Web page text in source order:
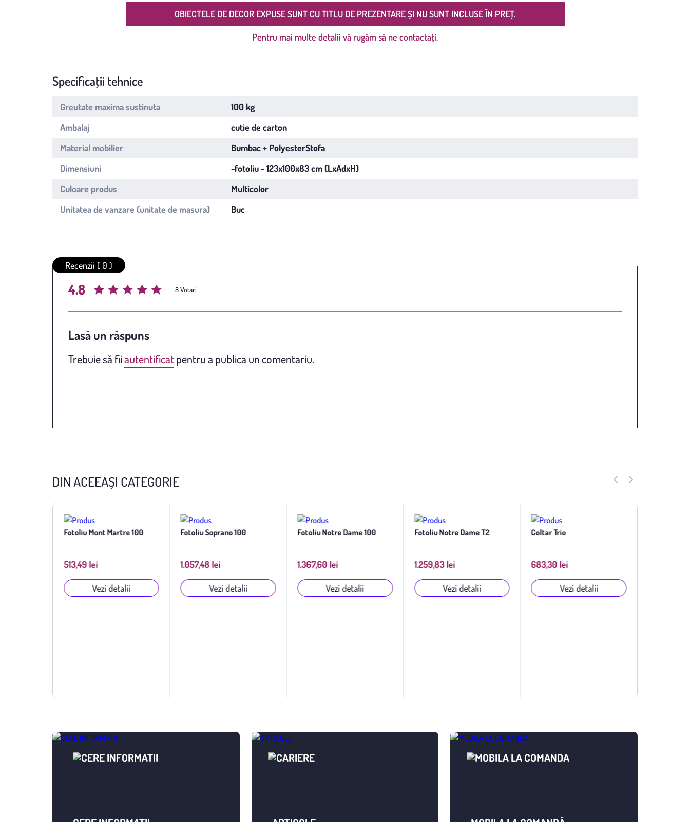
OBIECTELE DE DECOR EXPUSE SUNT CU TITLU DE PREZENTARE ȘI NU SUNT INCLUSE ÎN PREȚ.
Pentru mai multe detalii vă rugăm să ne contactați.
Specificații tehnice
Greutate maxima sustinuta
100 kg
Ambalaj
cutie de carton
Material mobilier
Bumbac + PolyesterStofa
Dimensiuni
-fotoliu - 123x100x83 cm (LxAdxH)
Culoare produs
Multicolor
Unitatea de vanzare (unitate de masura)
Buc
Average rating
4.8 / 5. Vote count:
8
Recenzii ( 0 )
Lasă un răspuns
Trebuie să fiiautentificatpentru a publica un comentariu.
DIN ACEEAȘI CATEGORIE
Fotoliu Mont Martre 100
513,49 lei
Vezi detalii
Fotoliu Soprano 100
1.057,48 lei
Vezi detalii
Fotoliu Notre Dame 100
1.367,60 lei
Vezi detalii
Fotoliu Notre Dame T2
1.259,83 lei
Vezi detalii
Coltar Trio
683,30 lei
Vezi detalii